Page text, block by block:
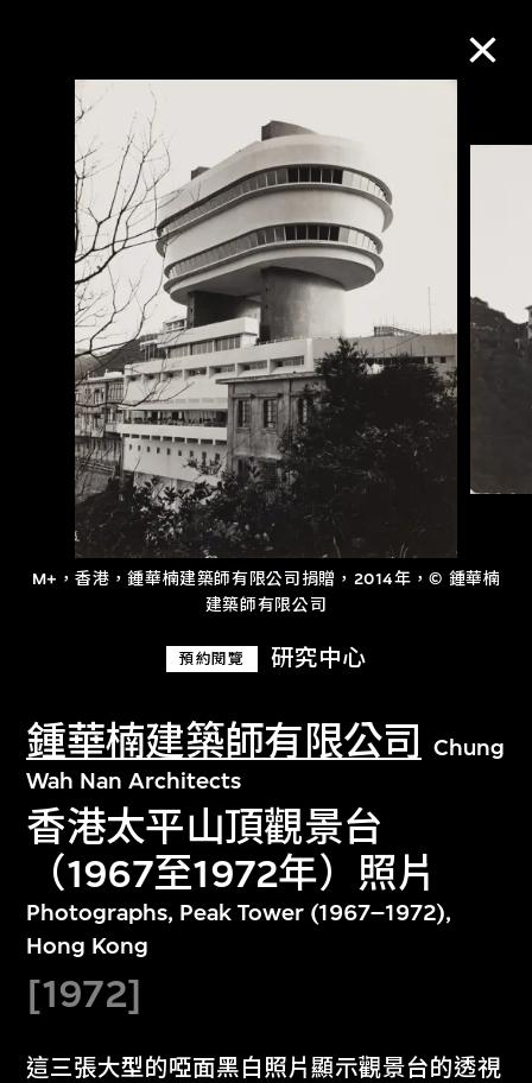
M+，香港，鍾華楠建築師有限公司捐贈，2014年，© 鍾華楠
建築師有限公司
預約閱覽 研究中心
鍾華楠建築師有限公司
Chung
Wah Nan Architects
香港太平山頂觀景台
（1967至1972年）照片
Photographs, Peak Tower (1967–1972),
Hong Kong
[1972]
這三張大型的啞面黑白照片顯示觀景台的透視
M+藏品
進一步篩選
關於M+藏品
探索世界頂級的二十及二十一世紀視覺
文化藏品。